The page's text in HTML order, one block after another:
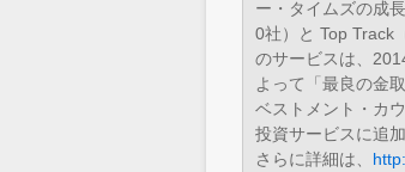
ー・タイムズの成
0社）と Top Track
のサービスは、
よって「最良の金
ベストメント・カ
投資サービスに追
さらに詳細は、